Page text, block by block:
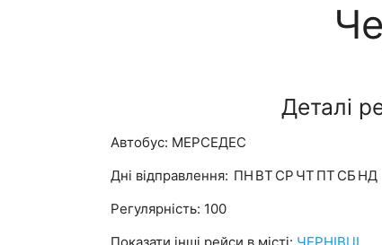
Деталі
Автобус: МЕРСЕДЕС
Дні відправлення: ПН ВТ СР ЧТ ПТ СБ НД
Регулярність: 100